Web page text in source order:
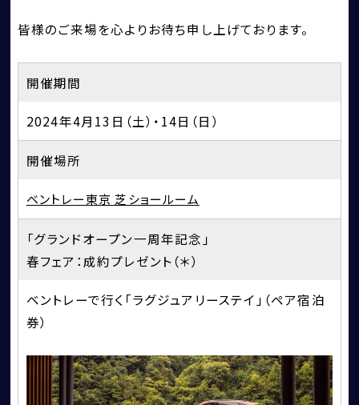
PORSCHE
ROLLS ROYCE
SINGER VEHICLE DESIGN
CORNES SELECTION 認定中古車
皆様のご来場を心よりお待ち申し上げております。
開催期間
2024年4月13日（土）・14日（日）
開催場所
ベントレー東京 芝ショールーム
「グランドオープン一周年記念」
春フェア：成約プレゼント（＊）
ベントレーで行く「ラグジュアリーステイ」（ペア宿泊
券）